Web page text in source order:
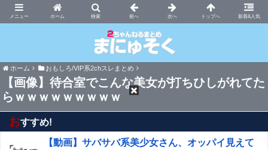
ホーム 新着&人気
まにゅそく 2chまとめニュース速報VIP
ホーム おもしろ/VIP系2chスレまとめ
【画像】待合室でこんな美女が打ちひしがれてた
らｗｗｗｗｗｗｗｗｗ
おすすめ!
【動画】サバサバ系美少女さん、オッパイ見えて